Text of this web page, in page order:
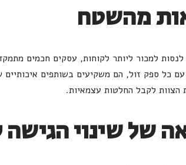
מהשטח
למכור ליותר לקוחות, עסקים חכמים
כל ספק זול, הם משקיעים בשותפים
הצוות לקבל החלטות עצמאיות.
של שינוי הגישה